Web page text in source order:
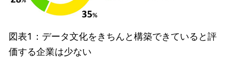
図表1：データ文化をきちんと構築できていると評
価する企業は少ない